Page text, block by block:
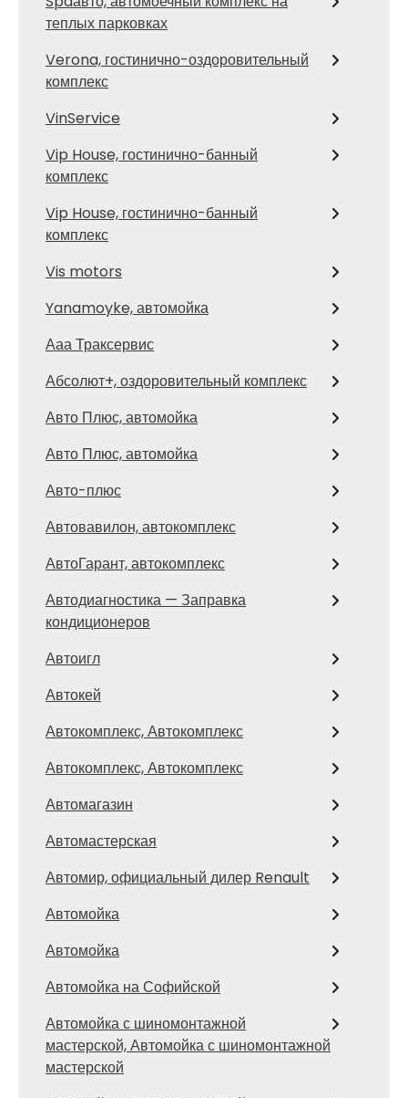
теплых парковках
Verona, гостинично-оздоровительный
комплекс
VinService
Vip House, гостинично-банный
комплекс
Vip House, гостинично-банный
комплекс
Vis motors
Yanamoyke, автомойка
Ааа Траксервис
Абсолют+, оздоровительный комплекс
Авто Плюс, автомойка
Авто Плюс, автомойка
Авто-плюс
Автовавилон, автокомплекс
АвтоГарант, автокомплекс
Автодиагностика — Заправка
кондиционеров
Автоигл
Автокей
Автокомплекс, Автокомплекс
Автокомплекс, Автокомплекс
Автомагазин
Автомастерская
Автомир, официальный дилер Renault
Автомойка
Автомойка
Автомойка на Софийской
Автомойка с шиномонтажной
мастерской, Автомойка с шиномонтажной
мастерской